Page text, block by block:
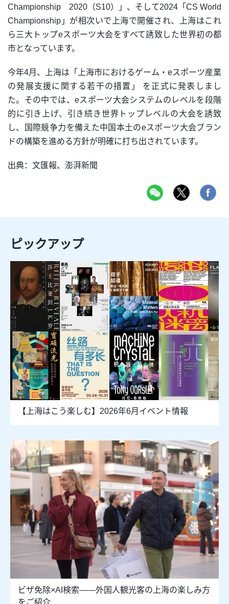
Championship 2020（S10）」、そして2024「CS World
Championship」が相次いで上海で開催され、上海はこれ
ら三大トップeスポーツ大会をすべて誘致した世界初の都
市となっています。
今年4月、上海は「上海市におけるゲーム・eスポーツ産業
の発展支援に関する若干の措置」 を正式に発表しまし
た。その中では、eスポーツ大会システムのレベルを段階
的に引き上げ、引き続き世界トップレベルの大会を誘致
し、国際競争力を備えた中国本土のeスポーツ大会ブラン
ドの構築を進める方針が明確に打ち出されています。
出典：文匯報、澎湃新聞
ピックアップ
【上海はこう楽しむ】2026年6月イベント情報
ビザ免除×AI検索――外国人観光客の上海の楽しみ方